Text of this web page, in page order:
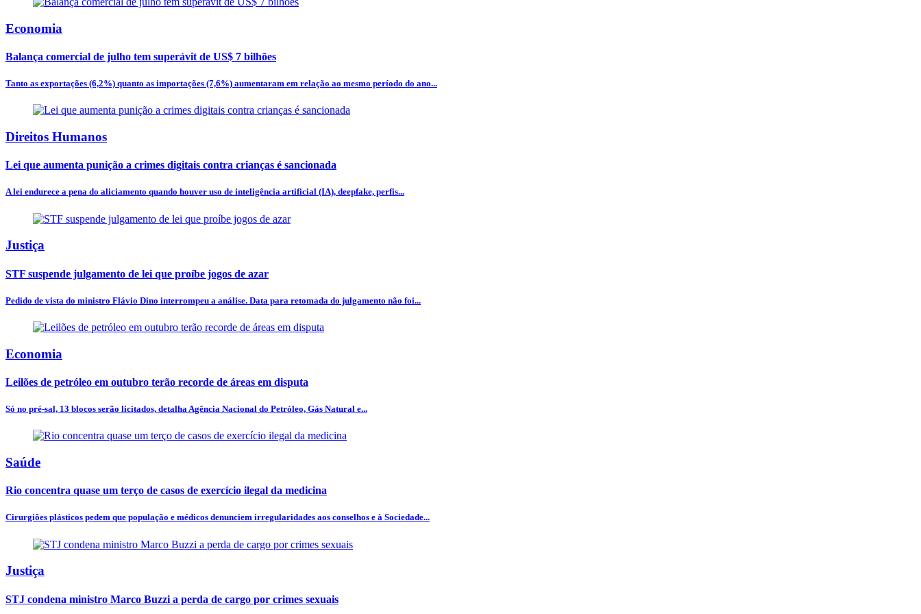
Economia
Balança comercial de julho tem superávit de US$ 7 bilhões
Tanto as exportações (6,2%) quanto as importações (7,6%) aumentaram em relação ao mesmo período do ano...
Direitos Humanos
Lei que aumenta punição a crimes digitais contra crianças é sancionada
A lei endurece a pena do aliciamento quando houver uso de inteligência artificial (IA), deepfake, perfis...
Justiça
STF suspende julgamento de lei que proíbe jogos de azar
Pedido de vista do ministro Flávio Dino interrompeu a análise. Data para retomada do julgamento não foi...
Economia
Leilões de petróleo em outubro terão recorde de áreas em disputa
Só no pré-sal, 13 blocos serão licitados, detalha Agência Nacional do Petróleo, Gás Natural e...
Saúde
Rio concentra quase um terço de casos de exercício ilegal da medicina
Cirurgiões plásticos pedem que população e médicos denunciem irregularidades aos conselhos e à Sociedade...
Justiça
STJ condena ministro Marco Buzzi a perda de cargo por crimes sexuais